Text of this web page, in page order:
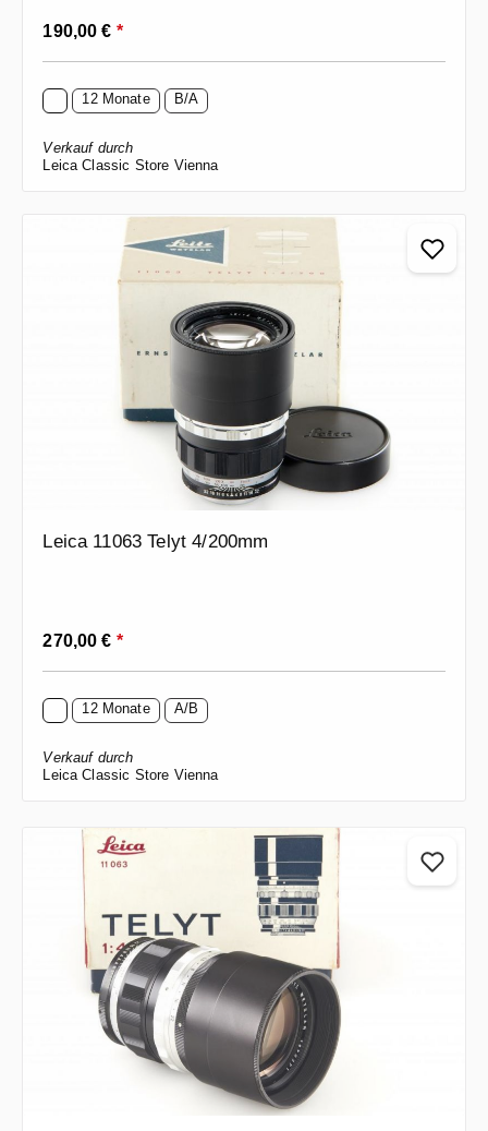
Regulärer Preis:
190,00 € *
12 Monate B/A
Verkauf durch
Leica Classic Store Vienna
Leica 11063 Telyt 4/200mm
Regulärer Preis:
270,00 € *
12 Monate A/B
Verkauf durch
Leica Classic Store Vienna